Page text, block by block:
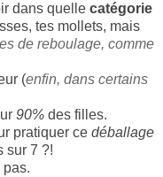
dans quelle catégorie
tes mollets, mais
de reboulage, comme
(enfin, dans certains
90% des filles.
pratiquer ce déballage
sur 7 ?!
pas.